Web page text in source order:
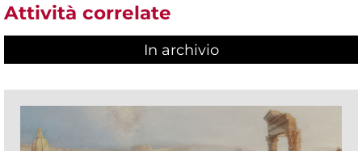
Attività correlate
In archivio